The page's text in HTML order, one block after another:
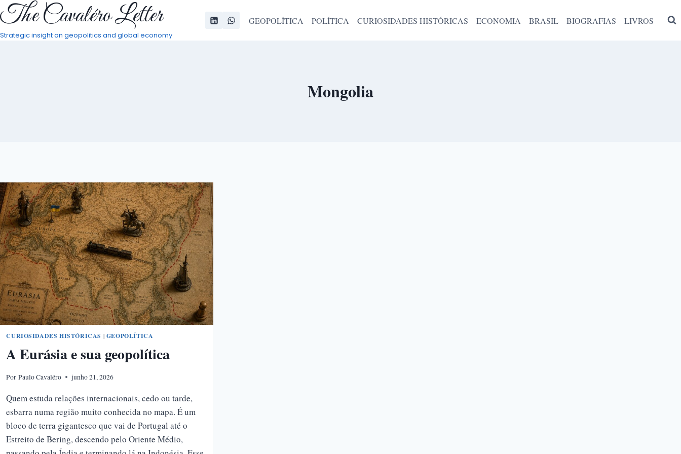
Pular
para
o
The Cavaléro Letter
Strategic insight on geopolitics and global economy
GEOPOLÍTICA POLÍTICA CURIOSIDADES HISTÓRICAS ECONOMIA BRASIL BIOGRAFIAS LIVROS
Mongolia
CURIOSIDADES HISTÓRICAS | GEOPOLÍTICA
A Eurásia e sua geopolítica
Por Paulo Cavaléro junho 21, 2026
Quem estuda relações internacionais, cedo ou tarde,
esbarra numa região muito conhecida no mapa. É um
bloco de terra gigantesco que vai de Portugal até o
Estreito de Bering, descendo pelo Oriente Médio,